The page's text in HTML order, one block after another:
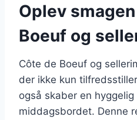
Oplev
Boeuf og
Côte de Boeuf og
der ikke kun
også skaber en
middagsbordet. Denne